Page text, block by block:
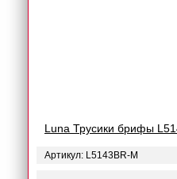
Luna Трусики брифы
Артикул: L5143BR-M